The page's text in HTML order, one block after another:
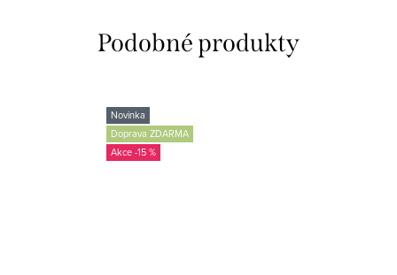
Novinka
Doprava ZDARMA
-15 %